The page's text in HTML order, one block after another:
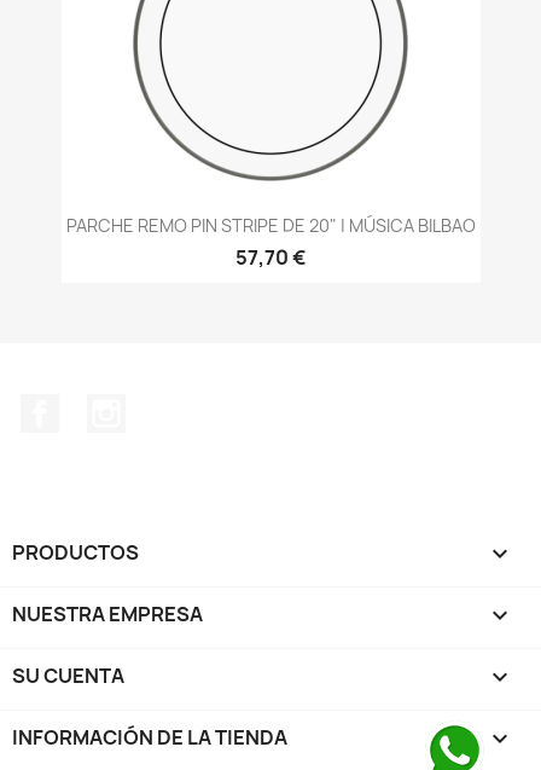
PARCHE REMO PIN STRIPE DE 20" | MÚSICA BILBAO
57,70 €
PRODUCTOS 
NUESTRA EMPRESA 
SU CUENTA 
INFORMACIÓN DE LA TIENDA keyboard_arrow_down